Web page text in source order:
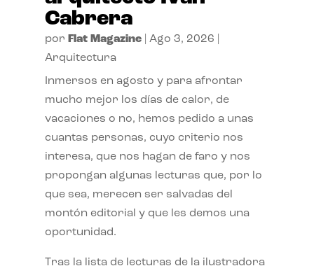
Cabrera
por Flat Magazine| Ago 3, 2026
Arquitectura
Inmersos en agosto y para afrontar
mucho mejor los días de calor, de
vacaciones o no, hemos pedido a unas
cuantas personas, cuyo criterio nos
interesa, que nos hagan de faro y nos
propongan algunas lecturas que, por lo
que sea, merecen ser salvadas del
montón editorial y que les demos una
oportunidad.
Tras la lista de lecturas de la ilustradora